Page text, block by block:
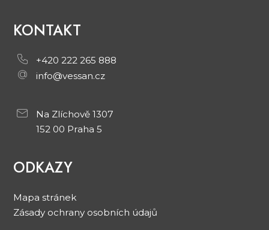
KONTAKT
+420 222 265 888
info@vessan.cz
Na Zlíchově 1307
152 00 Praha 5
ODKAZY
Mapa stránek
Zásady ochrany osobních údajů